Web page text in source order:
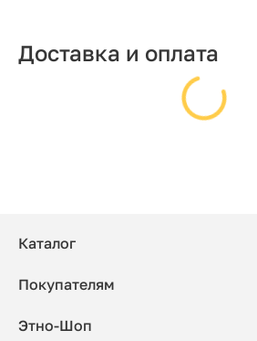
Доставка и оплата
Каталог
Покупателям
Этно-Шоп